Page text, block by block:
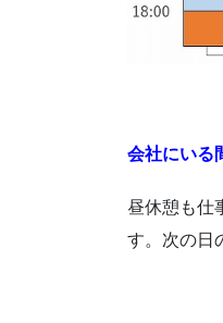
会社にいる
昼休憩も仕
す。次の日